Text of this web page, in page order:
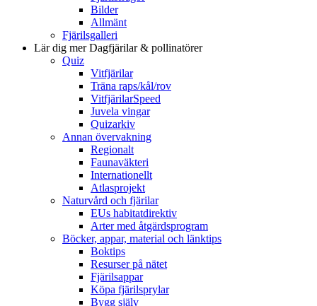
Bilder
Allmänt
Fjärilsgalleri
Lär dig merDagfjärilar & pollinatörer
Quiz
Vitfjärilar
Träna raps/kål/rov
VitfjärilarSpeed
Juvela vingar
Quizarkiv
Annan övervakning
Regionalt
Faunaväkteri
Internationellt
Atlasprojekt
Naturvård och fjärilar
EUs habitatdirektiv
Arter med åtgärdsprogram
Böcker, appar, material och länktips
Boktips
Resurser på nätet
Fjärilsappar
Köpa fjärilsprylar
Bygg själv